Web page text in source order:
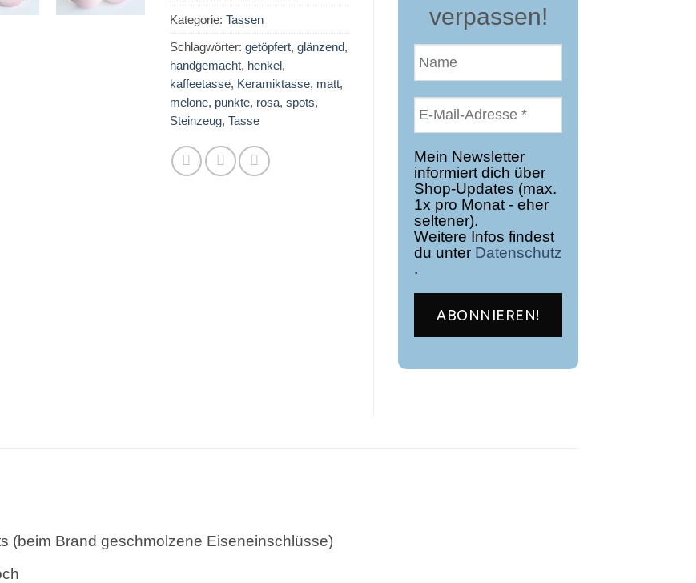
Kategorie: Tassen
Schlagwörter: getöpfert, glänzend,
handgemacht, henkel,
kaffeetasse, Keramiktasse, matt,
melone, punkte, rosa, spots,
Steinzeug, Tasse
verpassen!
Mein Newsletter
informiert dich über
Shop-Updates (max.
1x pro Monat - eher
seltener).
Weitere Infos findest
du unter Datenschutz
.
(beim Brand geschmolzene Eiseneinschlüsse)